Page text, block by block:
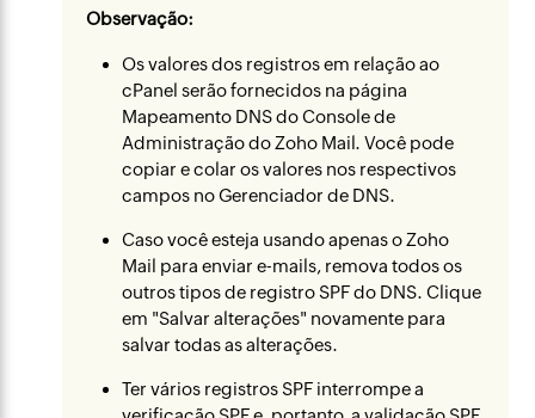
Observação:
Os valores dos registros em relação ao
cPanel serão fornecidos na página
Mapeamento DNS do Console de
Administração do Zoho Mail. Você pode
copiar e colar os valores nos respectivos
campos no Gerenciador de DNS.
Caso você esteja usando apenas o Zoho
Mail para enviar e-mails, remova todos os
outros tipos de registro SPF do DNS. Clique
em "Salvar alterações" novamente para
salvar todas as alterações.
Ter vários registros SPF interrompe a